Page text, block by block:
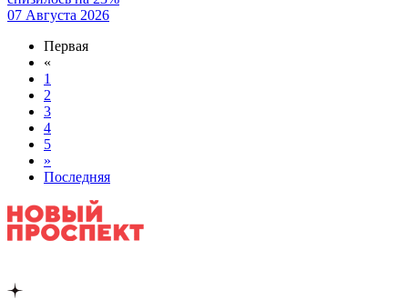
07 Августа 2026
Первая
«
1
2
3
4
5
»
Последняя